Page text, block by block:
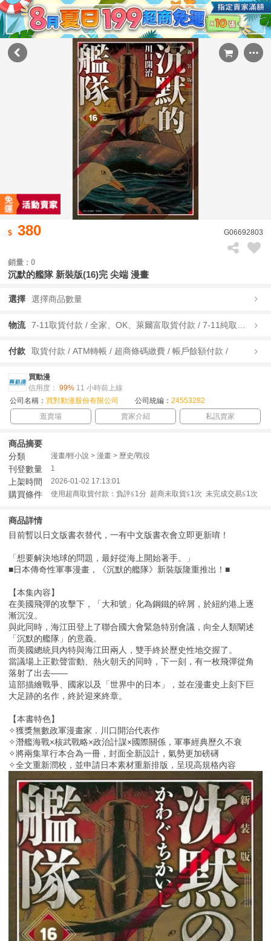
380 G06692803
銷量 : 0
沉默的艦隊 新裝版(16)完 尖端 漫畫
選擇 選擇商品數量
物流
付款 取貨付款 / ATM轉帳 / 超商條碼繳費 / 帳戶餘額付款 /
買動漫
信用度： 99% 11 小時前上線
公司名稱： 買對動漫股份有限公司 公司統編： 24553282
逛賣場
賣家介紹 私訊賣家
商品摘要
分類
漫畫/輕小說 > 漫畫 > 歷史/戰役
刊登數量 1
上架時間 2026-01-02 17:13:01
購買條件 使用超商取貨付款：負評≦1分 超商未取貨≦1次 未完成交易≦1次
商品詳情
目前暫以日文版書衣替代，一有中文版書衣會立即更新唷！
「想要解決地球的問題，最好從海上開始著手。」
■日本傳奇性軍事漫畫，《沉默的艦隊》新裝版隆重推出！■
【本集內容】
在美國飛彈的攻擊下，「大和號」化為鋼鐵的碎屑，於紐約港上逐
漸沉沒。
與此同時，海江田登上了聯合國大會緊急特別會議，向全人類闡述
「沉默的艦隊」的意義。
而美國總統貝內特與海江田兩人，雙手終於歷史性地交握了。
當議場上正歡聲雷動、熱火朝天的同時，下一刻，有一枚飛彈從角
落射了出去——
這部描繪戰爭、國家以及「世界中的日本」，並在漫畫史上刻下巨
大足跡的名作，終於迎來終章。
【本書特色】
✧獲獎無數政軍漫畫家．川口開治代表作
✧潛艦海戰×核武戰略×政治計謀×國際關係，軍事經典歷久不衰
✧將兩集單行本合為一冊，封面全新設計，氣勢更加磅礡
✧全文重新潤校，並申請日本素材重新排版，呈現高規格內容